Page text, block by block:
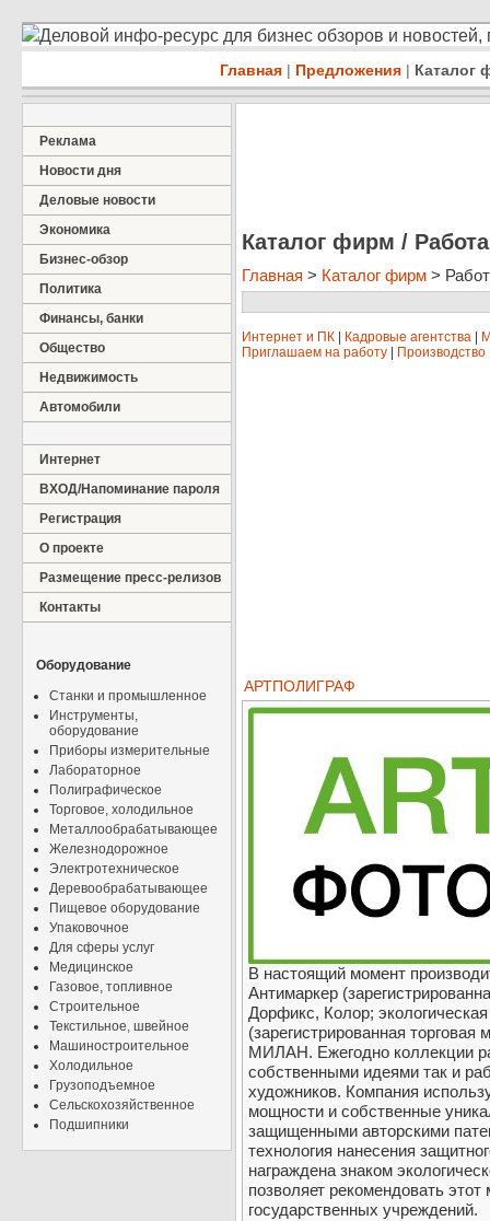
Деловой инфо-ресурс для бизнес обзоров и
Главная | Предложения | Каталог
Реклама
Новости дня
Деловые новости
Экономика
Бизнес-обзор
Политика
Финансы, банки
Общество
Недвижимость
Автомобили
Интернет
ВХОД/Напоминание пароля
Регистрация
О проекте
Размещение пресс-релизов
Контакты
Оборудование
Станки и промышленное
Инструменты,
оборудование
Приборы измерительные
Лабораторное
Полиграфическое
Торговое, холодильное
Металлообрабатывающее
Железнодорожное
Электротехническое
Деревообрабатывающее
Пищевое оборудование
Упаковочное
Для сферы услуг
Медицинское
Газовое, топливное
Строительное
Текстильное, швейное
Машиностроительное
Холодильное
Грузоподъемное
Сельскохозяйственное
Подшипники
Каталог фирм / Работа
Главная > Каталог фирм >
Интернет и ПК Кадровые агентства
Приглашаем на работу
Производство
АРТПОЛИГРАФ
В настоящий момент
Антимаркер
Дорфикс, Колор;
(зарегистрированная
МИЛАН. Ежегодно коллекции
собственными идеями так и
художников. Компания
мощности и собственные
защищенными авторскими
технология нанесения
награждена знаком
позволяет рекомендовать
государственных учреждений.